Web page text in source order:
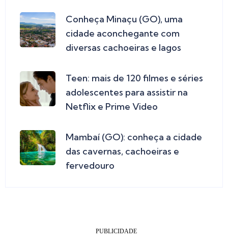
Conheça Minaçu (GO), uma
cidade aconchegante com
diversas cachoeiras e lagos
Teen: mais de 120 filmes e séries
adolescentes para assistir na
Netflix e Prime Video
Mambaí (GO): conheça a cidade
das cavernas, cachoeiras e
fervedouro